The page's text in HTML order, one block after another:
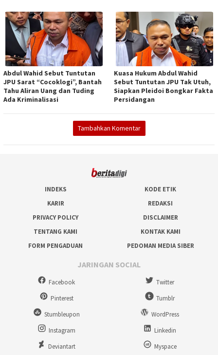
Abdul Wahid Sebut Tuntutan
JPU Sarat “Cocoklogi”, Bantah
Tahu Aliran Uang dan Tuding
Ada Kriminalisasi
Kuasa Hukum Abdul Wahid
Sebut Tuntutan JPU Tak Utuh,
Siapkan Pleidoi Bongkar Fakta
Persidangan
Tambahkan Komentar
INDEKS
KODE ETIK
KARIR
REDAKSI
PRIVACY POLICY
DISCLAIMER
TENTANG KAMI
KONTAK KAMI
FORM PENGADUAN
PEDOMAN MEDIA SIBER
JARINGAN SOCIAL
Facebook
Twitter
Pinterest
Tumblr
Stumbleupon
WordPress
Instagram
Linkedin
Deviantart
Myspace